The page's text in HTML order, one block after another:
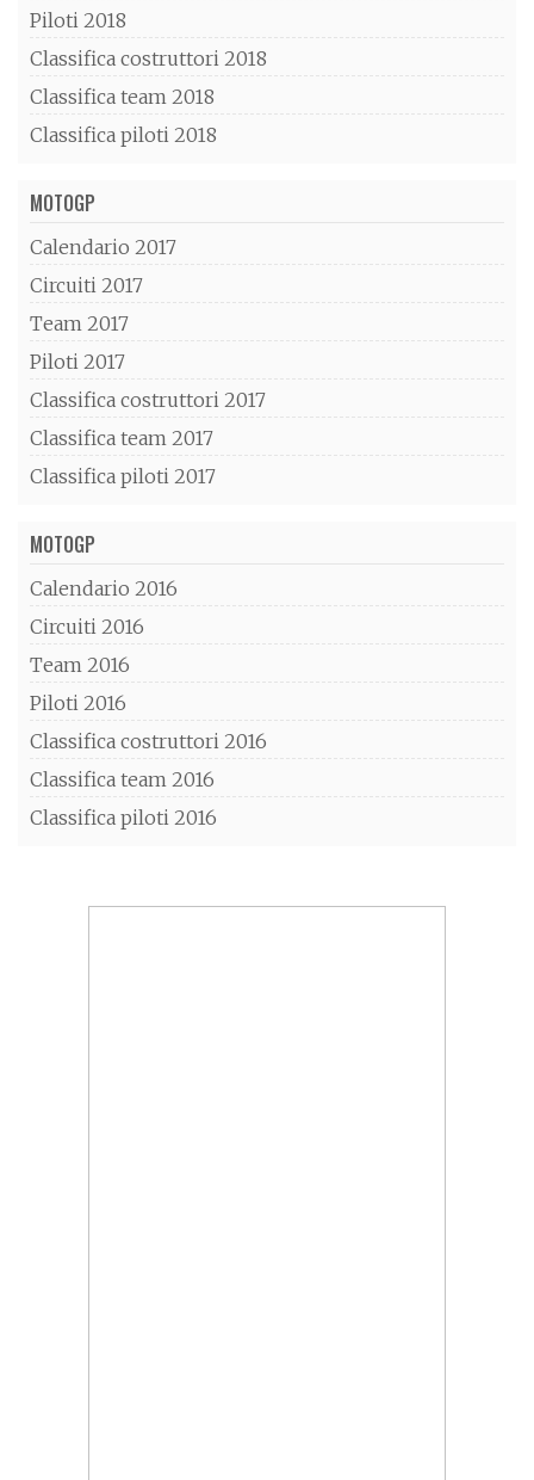
Piloti 2018
Classifica costruttori 2018
Classifica team 2018
Classifica piloti 2018
MOTOGP
Calendario 2017
Circuiti 2017
Team 2017
Piloti 2017
Classifica costruttori 2017
Classifica team 2017
Classifica piloti 2017
MOTOGP
Calendario 2016
Circuiti 2016
Team 2016
Piloti 2016
Classifica costruttori 2016
Classifica team 2016
Classifica piloti 2016